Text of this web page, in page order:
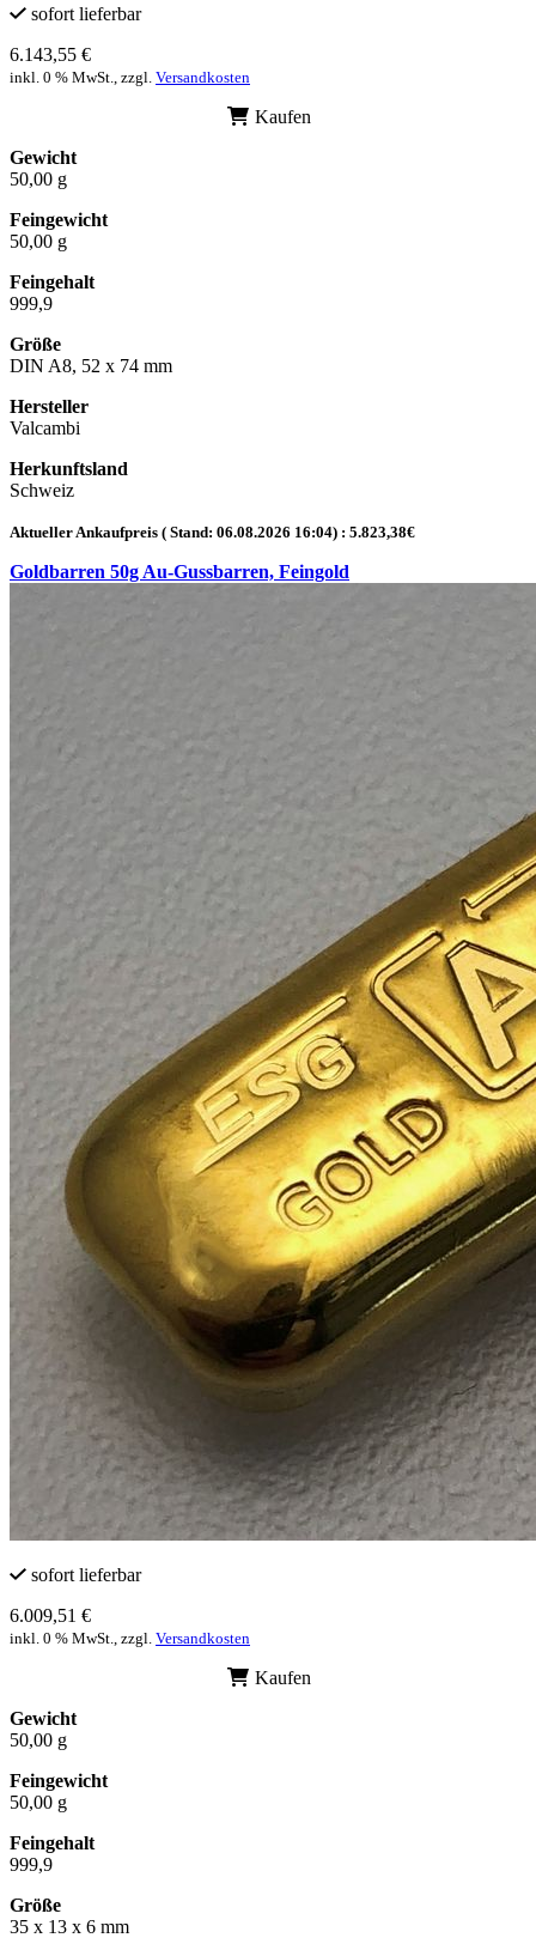
sofort lieferbar
6.143,55 €
inkl. 0 % MwSt., zzgl. Versandkosten
Kaufen
Gewicht
50,00 g
Feingewicht
50,00 g
Feingehalt
999,9
Größe
DIN A8, 52 x 74 mm
Hersteller
Valcambi
Herkunftsland
Schweiz
Aktueller Ankaufpreis ( Stand: 06.08.2026 16:04) : 5.823,38€
Goldbarren 50g Au-Gussbarren, Feingold
sofort lieferbar
6.009,51 €
inkl. 0 % MwSt., zzgl. Versandkosten
Kaufen
Gewicht
50,00 g
Feingewicht
50,00 g
Feingehalt
999,9
Größe
35 x 13 x 6 mm